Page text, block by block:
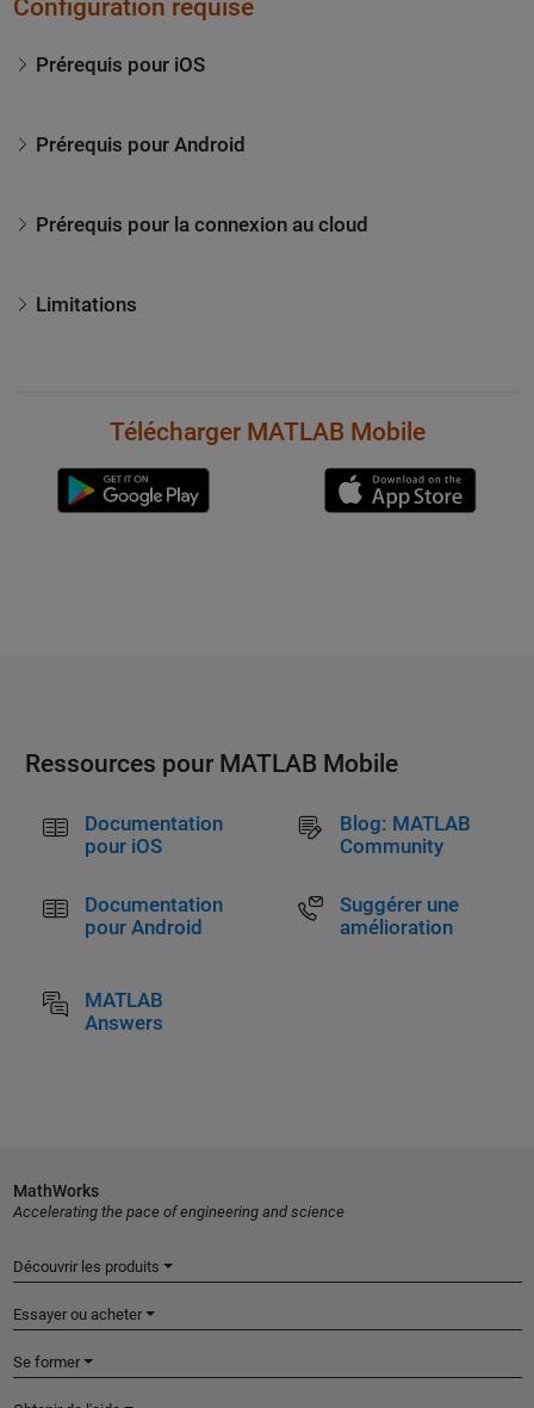
Configuration requise
Prérequis pour iOS
Prérequis pour Android
Prérequis pour la connexion au cloud
Limitations
Télécharger MATLAB Mobile
Ressources pour MATLAB Mobile
Documentation
pour iOS
Documentation
pour Android
MATLAB
Answers
Blog: MATLAB
Community
Suggérer une
amélioration
MathWorks
Accelerating the pace of engineering and science
Découvrir les produits
Essayer ou acheter
Se former